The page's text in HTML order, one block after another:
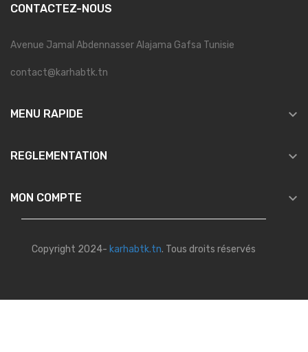
CONTACTEZ-NOUS
Avenue Jamal Abdennasser Alajama Gafsa Tunisie
contact@karhabtk.tn
MENU RAPIDE 
REGLEMENTATION 
MON COMPTE 
Copyright 2024- karhabtk.tn. Tous droits réservés